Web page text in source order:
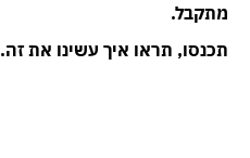
מתקבל.
תכנסו, תראו איך עשינו את זה.